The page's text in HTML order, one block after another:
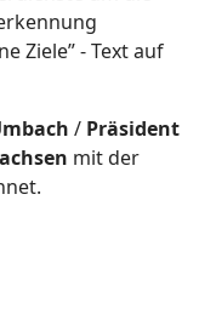
Ziele” - Text auf
/ Präsident
mit der